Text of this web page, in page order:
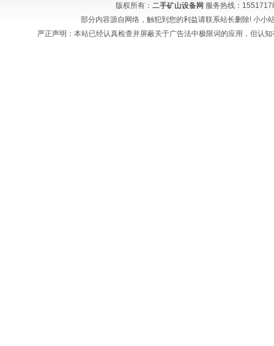
版权所有： 二手矿山设备网 服务热线：
部分内容源自网络，触犯到您的利益请联系站长删除! 小
严正声明：本站已经认真检查并屏蔽关于广告法中极限词的应用，但认